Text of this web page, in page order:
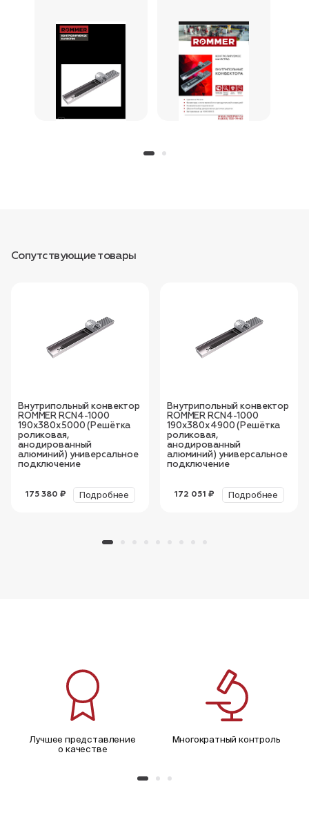
Сопутствующие товары
Внутрипольный конвектор
ROMMER RCN4-1000
190х380х5000 (Решётка
роликовая,
анодированный
алюминий) универсальное
подключение
175 380 ₽ Подробнее
Внутрипольный конвектор
ROMMER RCN4-1000
190х380х4900 (Решётка
роликовая,
анодированный
алюминий) универсальное
подключение
172 051 ₽ Подробнее
Лучшее представление
о качестве
Многократный контроль